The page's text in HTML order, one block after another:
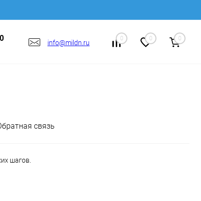
info@mildn.ru
0 0 0
связь
шагов.